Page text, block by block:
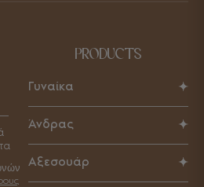
PRODUCTS
Γυναίκα
Τσάντες
Αξεσουάρ
Άνδρας
Τσάντες
Αξεσουάρ